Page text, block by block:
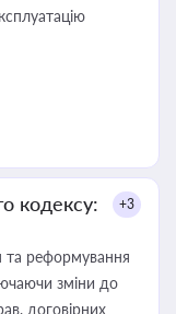
кодексу:
+3
та реформування
зміни до
договірних